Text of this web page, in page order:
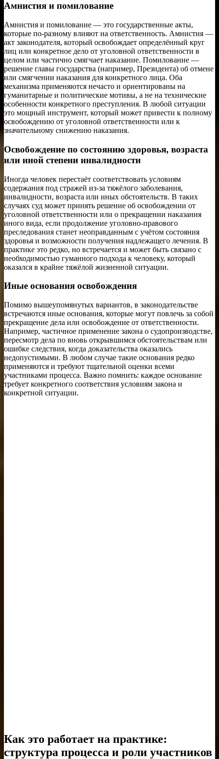
Амнистия и помилование
Амнистия и помилование — это государственные акты,
которые по-разному влияют на ответственность. Амнистия —
акт законодателя, который освобождает определённый круг
лиц или конкретное дело от уголовной ответственности в
целом или частично смягчает наказание. Помилование —
решение главы государства (например, Президента) об отмене
или смягчении наказания для конкретного лица. Оба
механизма применяются нечасто и ориентированы на
гуманитарные и политические мотивы, а не на технические
особенности конкретного преступления. В любой ситуации
это мощный инструмент, который может привести к полному
освобождению от уголовной ответственности или к
значительному снижению наказания.
Освобождение по состоянию здоровья, возраста
или иной степени инвалидности
Иногда человек перестаёт соответствовать условиям
содержания под стражей из-за тяжёлого заболевания,
инвалидности, возраста или иных обстоятельств. В таких
случаях суд может принять решение об освобождении от
уголовной ответственности или о прекращении наказания
иного вида, если продолжение уголовно-правового
преследования станет неоправданным с учётом состояния
здоровья и возможности получения надлежащего лечения. В
практике это редко, но встречается и может быть связано с
необходимостью гуманного подхода к человеку, который
оказался в крайне тяжёлой жизненной ситуации.
Иные основания освобождения
Помимо вышеупомянутых вариантов, в законодательстве
встречаются иные основания, которые могут повлечь за собой
прекращение дела или освобождение от ответственности.
Например, частичное применение закона о судопроизводстве,
пересмотр дела по вновь открывшимся обстоятельствам или
ошибке следствия, когда доказательства оказались
недопустимыми. В любом случае такие основания редко
применяются и требуют тщательной оценки всеми
участниками процесса. Важно помнить: каждое основание
требует конкретного соответствия условиям закона и
конкретной ситуации.
Как это работает на практике:
структура процесса и роли участников